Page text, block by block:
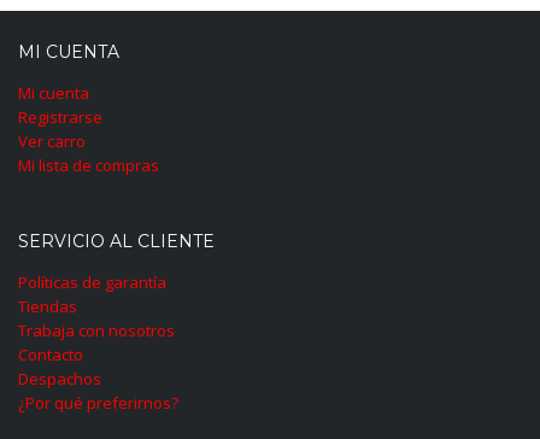
MI CUENTA
Mi cuenta
Registrarse
Ver carro
Mi lista de compras
SERVICIO AL CLIENTE
Políticas de garantía
Tiendas
Trabaja con nosotros
Contacto
Despachos
¿Por qué preferirnos?